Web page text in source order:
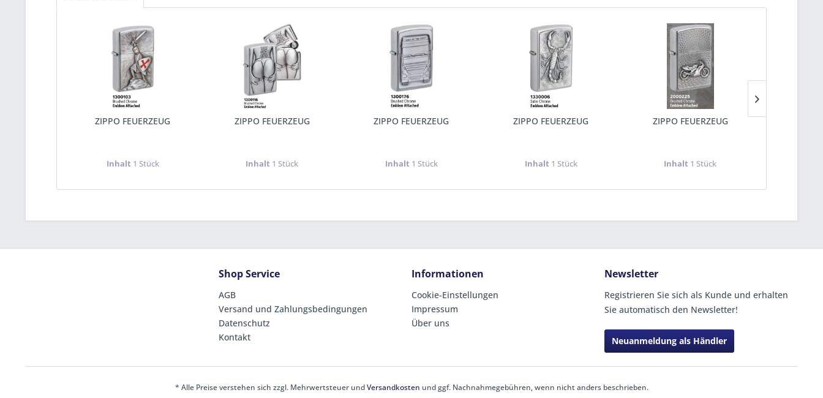
ZIPPO FEUERZEUG
Inhalt 1 Stück
ZIPPO FEUERZEUG
Inhalt 1 Stück
ZIPPO FEUERZEUG
Inhalt 1 Stück
ZIPPO FEUERZEUG
Inhalt 1 Stück
ZIPPO FEUERZEUG
Inhalt 1 Stück
Shop Service
AGB
Versand und Zahlungsbedingungen
Datenschutz
Kontakt
Informationen
Cookie-Einstellungen
Impressum
Über uns
Newsletter
Registrieren Sie sich als Kunde und erhalten
Sie automatisch den Newsletter!
Neuanmeldung als Händler
* Alle Preise verstehen sich zzgl. Mehrwertsteuer undVersandkosten und ggf. Nachnahmegebühren, wenn nicht anders beschrieben.